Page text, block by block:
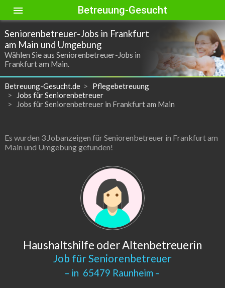
menu Betreuung-Gesucht
Seniorenbetreuer-Jobs in Frankfurt
am Main und Umgebung
Wählen Sie aus Seniorenbetreuer-Jobs in
Frankfurt am Main.
Betreuung-Gesucht.de
Pflegebetreuung
Jobs für Seniorenbetreuer
Jobs für Seniorenbetreuer in Frankfurt am Main
Es wurden 3 Jobanzeigen für Seniorenbetreuer in Frankfurt am
Main und Umgebung gefunden!
Haushaltshilfe oder Altenbetreuerin
Job für Seniorenbetreuer
– in 65479 Raunheim –